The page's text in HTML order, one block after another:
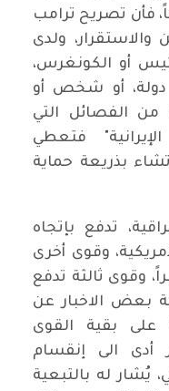
فأن تصريح ترامب
والاستقرار، ولدى
أو الكونغرس،
أو شخص أو
الفصائل التي
فتعطي
بذريعة حماية
تدفع بإتجاه
وقوى أخرى
وقوى ثالثة تدفع
بعض الاخبار عن
على بقية القوى
أدى الى إنقسام
يُشار له بالتبعية